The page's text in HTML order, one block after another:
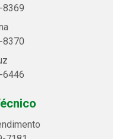
8369
8370
6446